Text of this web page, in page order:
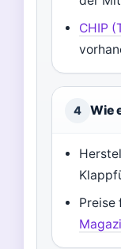
CHIP
4 Wie
Preise